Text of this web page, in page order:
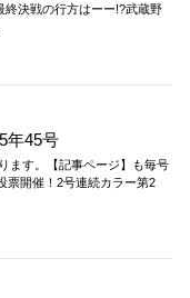
終決戦の行方はーー!?武蔵野
年45号
ます。【記事ページ】も毎号
票開催！2号連続カラー第2